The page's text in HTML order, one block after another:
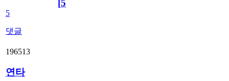
5
댓글
[5]
196513
연타